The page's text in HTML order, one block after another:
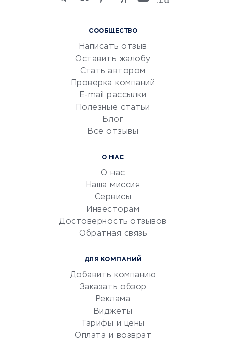
Маркетинг и продажи
Репетиторство
Красота и здоровье
Сервисы по поиску работы
Сетевой маркетинг
УСЛУГИ ДЛЯ БИЗНЕСА
документооборот
Юридические компании
Бухгалтерия онлайн
СООБЩЕСТВО
Написать отзыв
Оставить жалобу
Стать автором
Проверка компаний
E-mail рассылки
Полезные статьи
Блог
Все отзывы
О НАС
О нас
Наша миссия
Сервисы
Инвесторам
Достоверность отзывов
Обратная связь
ДЛЯ КОМПАНИЙ
Добавить компанию
Заказать обзор
Реклама
Виджеты
Тарифы и цены
Оплата и возврат